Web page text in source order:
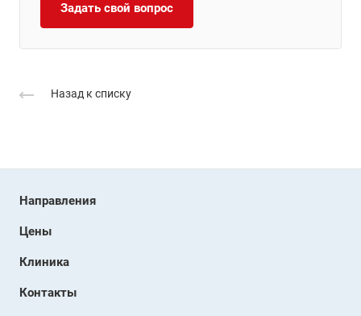
Задать свой вопрос
Назад к списку
Направления
Цены
Клиника
Контакты